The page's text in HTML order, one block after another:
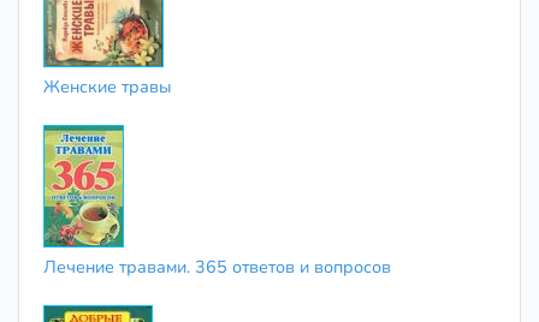
Женские травы
Лечение травами. 365 ответов и вопросов